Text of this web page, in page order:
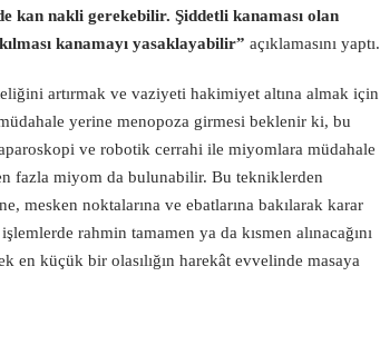
kan nakli gerekebilir. Şiddetli kanaması olan
kanamayı yasaklayabilir” açıklamasını yaptı.
artırmak ve vaziyeti hakimiyet altına almak için
yerine menopoza girmesi beklenir ki, bu
ve robotik cerrahi ile miyomlara müdahale
fazla miyom da bulunabilir. Bu tekniklerden
mesken noktalarına ve ebatlarına bakılarak karar
rahmin tamamen ya da kısmen alınacağını
en küçük bir olasılığın harekât evvelinde masaya